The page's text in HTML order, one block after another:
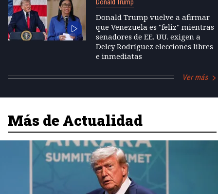
Donald Trump
Donald Trump vuelve a afirmar
que Venezuela es "feliz" mientras
senadores de EE. UU. exigen a
Delcy Rodríguez elecciones libres
e inmediatas
Ver más
Más de Actualidad